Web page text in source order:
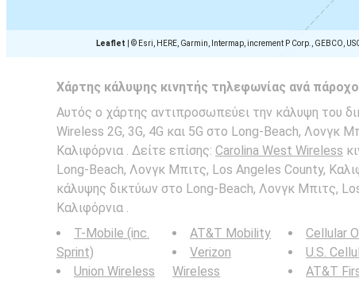
Leaflet © Esri, HERE, Garmin, Intermap, increment P Corp., GEBCO,
Χάρτης κάλυψης κινητής τηλεφωνίας ανά πάροχο
Αυτός ο χάρτης αντιπροσωπεύει την κάλυψη του
Wireless 2G, 3G, 4G και 5G στο Long-Beach, Λονγκ
Καλιφόρνια . Δείτε επίσης: Carolina West Wireless
Long-Beach, Λονγκ Μπιτς, Los Angeles County,
κάλυψης δικτύων στο Long-Beach, Λονγκ Μπιτς,
Καλιφόρνια .
T-Mobile (inc.
Sprint)
Union Wireless
AT&T Mobility
Verizon
Wireless
Cellular
U.S.
AT&T